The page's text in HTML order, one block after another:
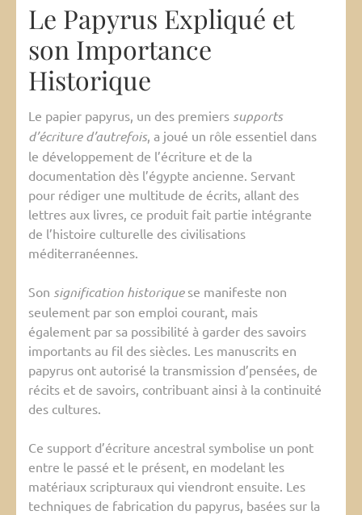
Le Papyrus Expliqué et
son Importance
Historique
Le papier papyrus, un des premiers supports
d’écriture d’autrefois, a joué un rôle essentiel dans
le développement de l’écriture et de la
documentation dès l’égypte ancienne. Servant
pour rédiger une multitude de écrits, allant des
lettres aux livres, ce produit fait partie intégrante
de l’histoire culturelle des civilisations
méditerranéennes.
Son signification historiquese manifeste non
seulement par son emploi courant, mais
également par sa possibilité à garder des savoirs
importants au fil des siècles. Les manuscrits en
papyrus ont autorisé la transmission d’pensées, de
récits et de savoirs, contribuant ainsi à la continuité
des cultures.
Ce support d’écriture ancestral symbolise un pont
entre le passé et le présent, en modelant les
matériaux scripturaux qui viendront ensuite. Les
techniques de fabrication du papyrus, basées sur la